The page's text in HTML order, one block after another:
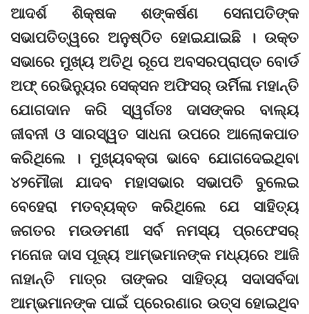
ଆଦର୍ଶ ଶିକ୍ଷକ ଶଙ୍କର୍ଷଣ ସେନାପତିଙ୍କ
ସଭାପତିତ୍ୱରେ ଅନୁଷ୍ଠିତ ହୋଇଯାଇଛି । ଉକ୍ତ
ସଭାରେ ମୁଖ୍ୟ ଅତିଥି ରୂପେ ଅବସରପ୍ରାପ୍ତ ବୋର୍ଡ
ଅଫ୍‌ ରେଭିନ୍ୟୁର ସେକ୍ସନ ଅଫିସର୍‌ ଉର୍ମିିଳା ମହାନ୍ତି
ଯୋଗଦାନ କରି ସ୍ୱର୍ଗତଃ ଦାସଙ୍କର ବାଲ୍ୟ
ଜୀବନୀ ଓ ସାରସ୍ୱତ ସାଧନା ଉପରେ ଆଲୋକପାତ
କରିଥିଲେ । ମୁଖ୍ୟବକ୍ତା ଭାବେ ଯୋଗଦେଇଥିବା
୪୨ମୌଜା ଯାଦବ ମହାସଭାର ସଭାପତି ବୁଲେଇ
ବେହେରା ମତବ୍ୟକ୍ତ କରିଥିଲେ ଯେ ସାହିତ୍ୟ
ଜଗତର ମଉଡମଣୀ ସର୍ବ ନମସ୍ୟ ପ୍ରଫେସର୍‌
ମନୋଜ ଦାସ ପୂଜ୍ୟ ଆମ୍ଭମାନଙ୍କ ମଧ୍ୟରେ ଆଜି
ନାହାନ୍ତି ମାତ୍ର ତାଙ୍କର ସାହିତ୍ୟ ସଦାସର୍ବଦା
ଆମ୍ଭମାନଙ୍କ ପାଇଁ ପ୍ରେରଣାର ଉତ୍ସ ହୋଇଥିବ